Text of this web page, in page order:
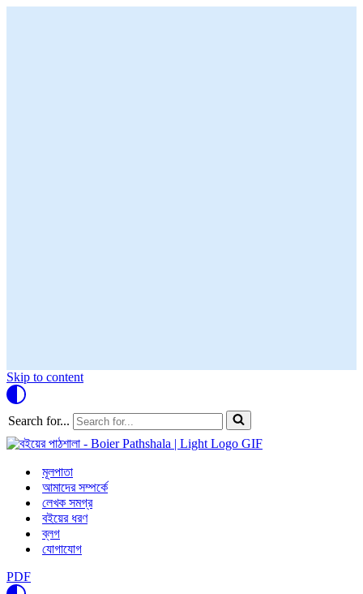
Skip to content
Search for...
মূলপাতা
আমাদের সম্পর্কে
লেখক সমগ্র
বইয়ের ধরণ
ব্লগ
যোগাযোগ
PDF